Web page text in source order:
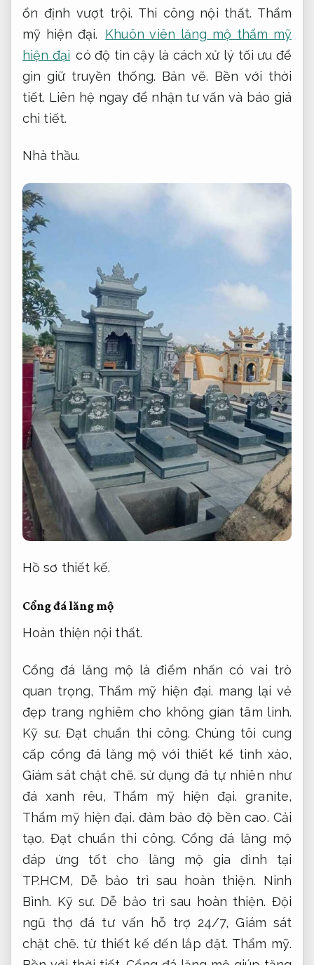
ổn định vượt trội. Thi công nội thất. Thẩm
mỹ hiện đại.
Khuôn viên lăng mộ thẩm mỹ
hiện đại có độ tin cậy là cách xử lý tối ưu để
gìn giữ truyền thống. Bản vẽ. Bền với thời
tiết. Liên hệ ngay để nhận tư vấn và báo giá
chi tiết.
Nhà thầu.
Hồ sơ thiết kế.
Cổng đá lăng mộ
Hoàn thiện nội thất.
Cổng đá lăng mộ là điểm nhấn có vai trò
quan trọng, Thẩm mỹ hiện đại. mang lại vẻ
đẹp trang nghiêm cho không gian tâm linh.
Kỹ sư. Đạt chuẩn thi công. Chúng tôi cung
cấp cổng đá lăng mộ với thiết kế tinh xảo,
Giám sát chặt chẽ. sử dụng đá tự nhiên như
đá xanh rêu, Thẩm mỹ hiện đại. granite,
Thẩm mỹ hiện đại. đảm bảo độ bền cao. Cải
tạo. Đạt chuẩn thi công. Cổng đá lăng mộ
đáp ứng tốt cho lăng mộ gia đình tại
TP.HCM, Dễ bảo trì sau hoàn thiện. Ninh
Bình. Kỹ sư. Dễ bảo trì sau hoàn thiện. Đội
ngũ thợ đá tư vấn hỗ trợ 24/7,Giám sát
chặt chẽ. từ thiết kế đến lắp đặt. Thẩm mỹ.